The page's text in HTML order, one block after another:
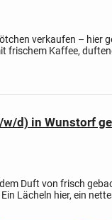
verkaufen – hier
frischem Kaffee,
w/d) in Wunstorf
Duft von frisch
Lächeln hier, ein
auf eine neue...